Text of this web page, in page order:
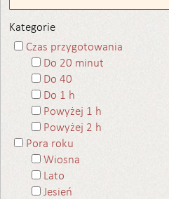
Kategorie
Czas przygotowania
Do 20 minut
Do 40
Do 1 h
Powyżej 1 h
Powyżej 2 h
Pora roku
Wiosna
Lato
Jesień